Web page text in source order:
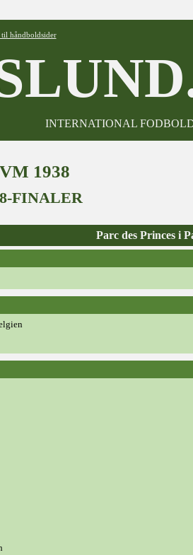
håndboldsider
INTERNATIONAL
VM 1938
FINALER
Parc des Princes i